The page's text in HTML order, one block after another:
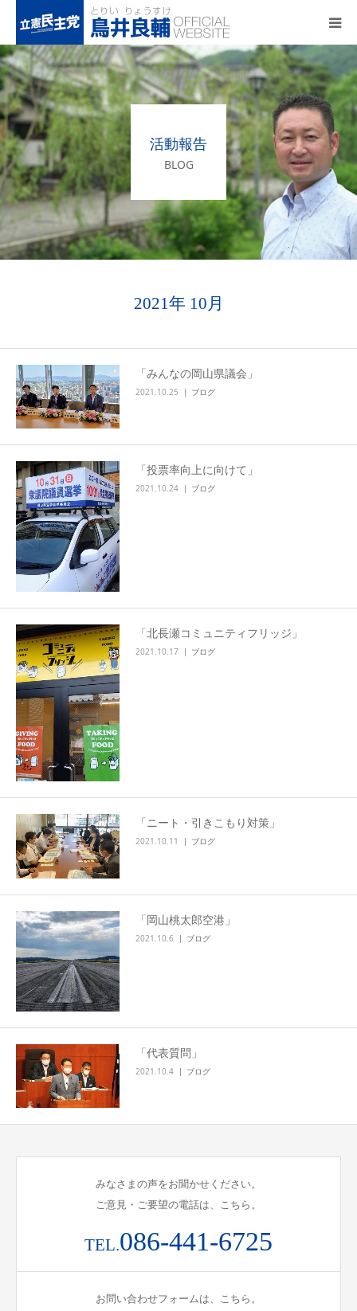
活動報告
BLOG
2021年 10月
「みんなの岡山県議会」
2021.10.25 ブログ
「投票率向上に向けて」
2021.10.24 ブログ
「北長瀬コミュニティフリッジ」
2021.10.17 ブログ
「ニート・引きこもり対策」
2021.10.11 ブログ
「岡山桃太郎空港」
2021.10.6 ブログ
「代表質問」
2021.10.4 ブログ
みなさまの声をお聞かせください。
ご意見・ご要望の電話は、こちら。
TEL.086-441-6725
お問い合わせフォームは、こちら。
トップページ
基本政策
プロフィール
事務所アクセス
活動報告